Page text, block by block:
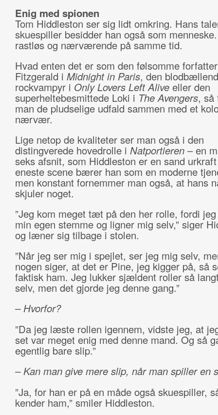
Enig med spionen
Tom Hiddleston ser sig lidt omkring. Hans
skuespiller besidder han også som
rastløs og nærværende på samme tid.
Hvad enten det er som den følsomme
Fitzgerald i Midnight in Paris, den
rockvampyr i Only Lovers Left Aliveeller den
superheltebesmittede Loki i The Avengers, så
man de pludselige udfald sammen med et
nærvær.
Lige netop de kvaliteter ser man også i den
distingverede hovedrolle i Natportieren– en
seks afsnit, som Hiddleston er en sand
eneste scene bærer han som en moderne
men konstant fornemmer man også, at hans
skjuler noget.
”Jeg kom meget tæt på den her rolle, fordi
min egen stemme og ligner mig selv,” siger
og læner sig tilbage i stolen.
”Når jeg ser mig i spejlet, ser jeg mig selv,
nogen siger, at det er Pine, jeg kigger på, så
faktisk ham. Jeg lukker sjældent roller så
selv, men det gjorde jeg denne gang.”
– Hvorfor?
”Da jeg læste rollen igennem, vidste jeg, at
set var meget enig med denne mand. Og så
egentlig bare slip.”
– Kan man give mere slip, når man spiller en
”Ja, for han er på en måde også skuespiller,
kender ham,” smiler Hiddleston.